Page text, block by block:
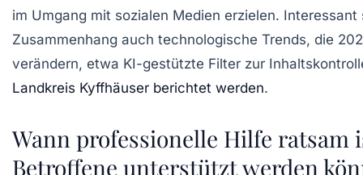
im Umgang mit sozialen Medien erzielen. Interessant
Zusammenhang auch technologische Trends, die
verändern, etwa KI-gestützte Filter zur
Landkreis Kyffhäuser berichtet werden.
Wann professionelle Hilfe ratsam
Betroffene unterstützt werden